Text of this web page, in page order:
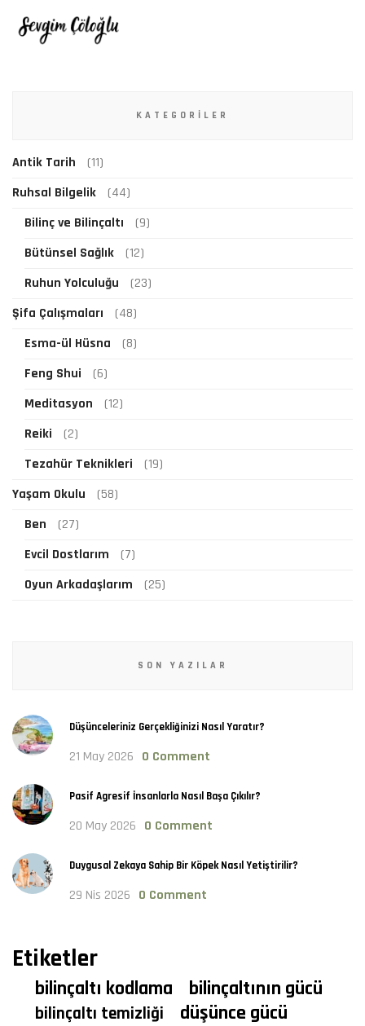
KATEGORILER
Antik Tarih
(11)
Ruhsal Bilgelik
(44)
Bilinç ve Bilinçaltı
(9)
Bütünsel Sağlık
(12)
Ruhun Yolculuğu
(23)
Şifa Çalışmaları
(48)
Esma-ül Hüsna
(8)
Feng Shui
(6)
Meditasyon
(12)
Reiki
(2)
Tezahür Teknikleri
(19)
Yaşam Okulu
(58)
Ben
(27)
Evcil Dostlarım
(7)
Oyun Arkadaşlarım
(25)
SON YAZILAR
Düşünceleriniz Gerçekliğinizi Nasıl Yaratır?
21 May 2026 0 Comment
Pasif Agresif İnsanlarla Nasıl Başa Çıkılır?
20 May 2026 0 Comment
Duygusal Zekaya Sahip Bir Köpek Nasıl Yetiştirilir?
29 Nis 2026 0 Comment
Etiketler
bilinçaltı kodlama bilinçaltının gücü
bilinçaltı temizliği düşünce gücü